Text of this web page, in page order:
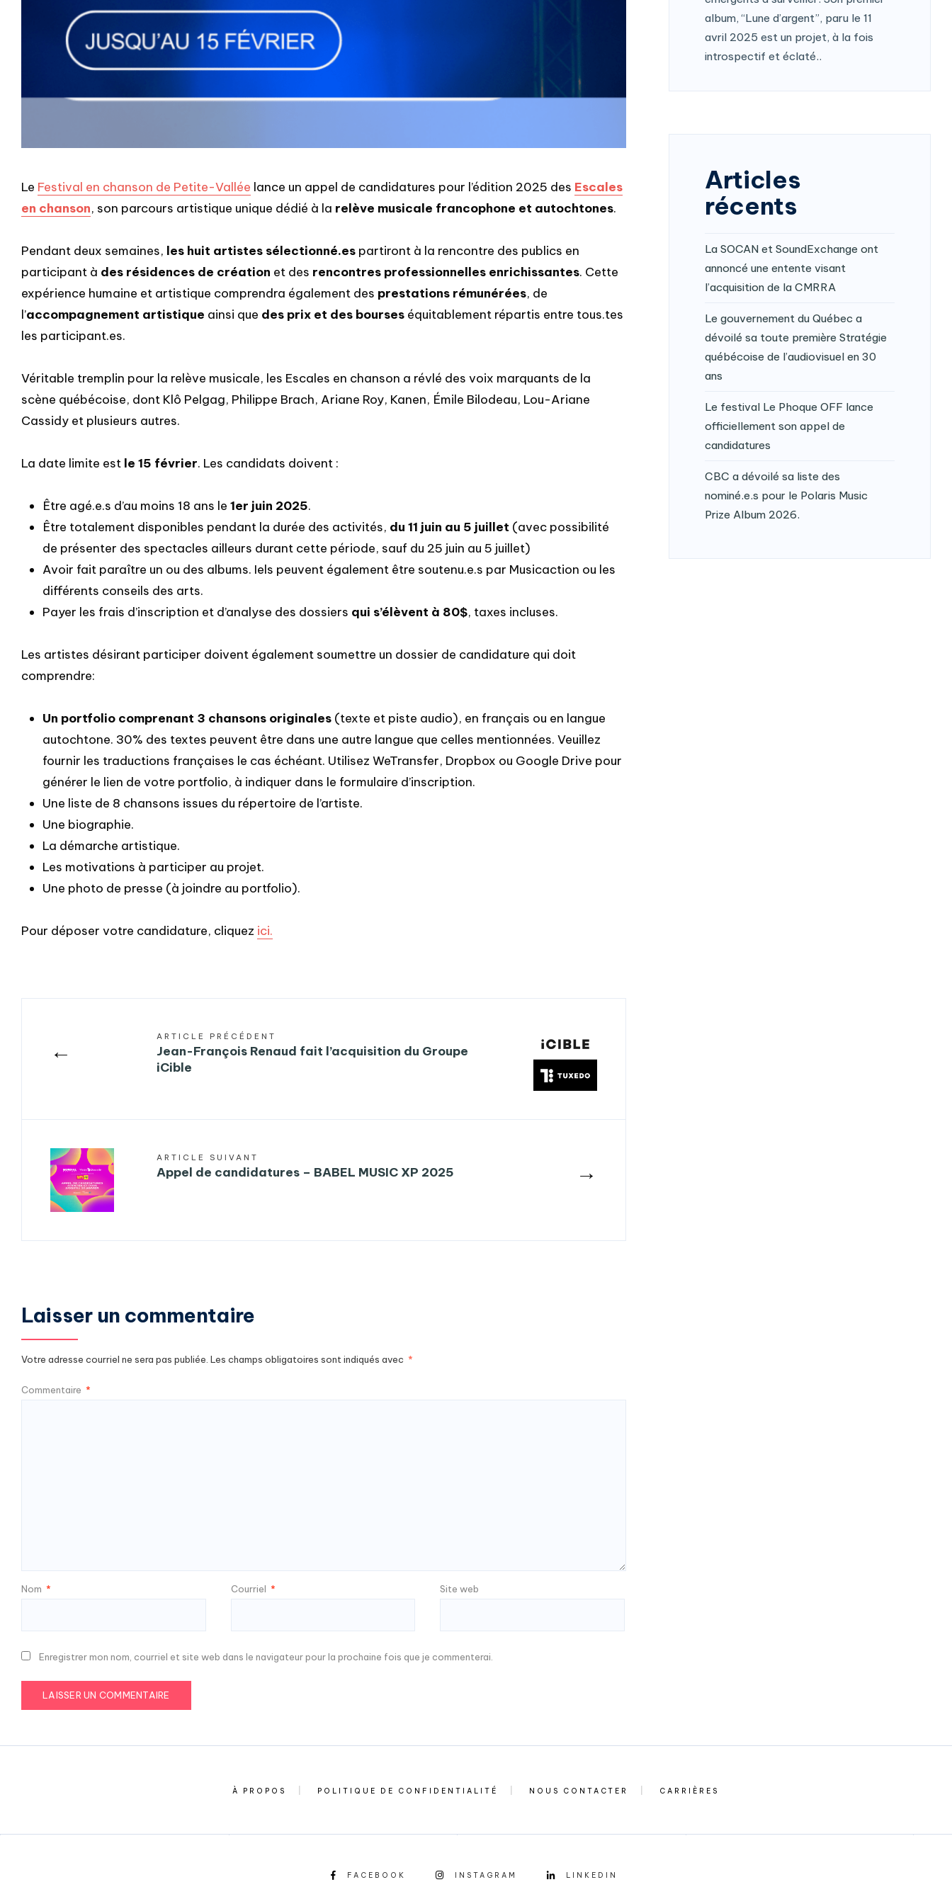
Le Festival en chanson de Petite-Vallée lance un appel de candidatures pour l’édition 2025 des Escales
en chanson, son parcours artistique unique dédié à la relève musicale francophone et autochtones.
Pendant deux semaines, les huit artistes sélectionné.es partiront à la rencontre des publics en
participant à des résidences de création et des rencontres professionnelles enrichissantes. Cette
expérience humaine et artistique comprendra également des prestations rémunérées, de
l’accompagnement artistique ainsi que des prix et des bourses équitablement répartis entre tous.tes
les participant.es.
Véritable tremplin pour la relève musicale, les Escales en chanson a révlé des voix marquants de la
scène québécoise, dont Klô Pelgag, Philippe Brach, Ariane Roy, Kanen, Émile Bilodeau, Lou-Ariane
Cassidy et plusieurs autres.
La date limite est le 15 février. Les candidats doivent :
Être agé.e.s d’au moins 18 ans le 1er juin 2025.
Être totalement disponibles pendant la durée des activités, du 11 juin au 5 juillet (avec possibilité
de présenter des spectacles ailleurs durant cette période, sauf du 25 juin au 5 juillet)
Avoir fait paraître un ou des albums. Iels peuvent également être soutenu.e.s par Musicaction ou les
différents conseils des arts.
Payer les frais d’inscription et d’analyse des dossiers qui s’élèvent à 80$, taxes incluses.
Les artistes désirant participer doivent également soumettre un dossier de candidature qui doit
comprendre:
Un portfolio comprenant 3 chansons originales (texte et piste audio), en français ou en langue
autochtone. 30% des textes peuvent être dans une autre langue que celles mentionnées. Veuillez
fournir les traductions françaises le cas échéant. Utilisez WeTransfer, Dropbox ou Google Drive pour
générer le lien de votre portfolio, à indiquer dans le formulaire d’inscription.
Une liste de 8 chansons issues du répertoire de l’artiste.
Une biographie.
La démarche artistique.
Les motivations à participer au projet.
Une photo de presse (à joindre au portfolio).
Pour déposer votre candidature, cliquez ici.
←
ARTICLE PRÉCÉDENT
Jean-François Renaud fait l’acquisition du Groupe
iCible
→
ARTICLE SUIVANT
Appel de candidatures – BABEL MUSIC XP 2025
Laisser un commentaire
Votre adresse courriel ne sera pas publiée. Les champs obligatoires sont indiqués avec *
Commentaire *
Nom * Courriel * Site web
Enregistrer mon nom, courriel et site web dans le navigateur pour la prochaine fois que je commenterai.
album, “Lune d’argent”, paru le 11
avril 2025 est un projet, à la fois
introspectif et éclaté..
Articles
récents
La SOCAN et SoundExchange ont
annoncé une entente visant
l’acquisition de la CMRRA
Le gouvernement du Québec a
dévoilé sa toute première Stratégie
québécoise de l’audiovisuel en 30
ans
Le festival Le Phoque OFF lance
officiellement son appel de
candidatures
CBC a dévoilé sa liste des
nominé.e.s pour le Polaris Music
Prize Album 2026.
À PROPOS POLITIQUE DE CONFIDENTIALITÉ NOUS CONTACTER CARRIÈRES
FACEBOOK INSTAGRAM LINKEDIN